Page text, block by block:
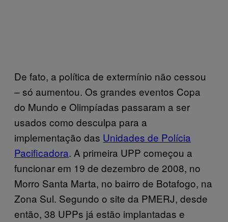
De fato, a política de extermínio não cessou
– só aumentou. Os grandes eventos Copa
do Mundo e Olimpíadas passaram a ser
usados como desculpa para a
implementação das Unidades de Polícia
Pacificadora. A primeira UPP começou a
funcionar em 19 de dezembro de 2008, no
Morro Santa Marta, no bairro de Botafogo, na
Zona Sul. Segundo o site da PMERJ, desde
então, 38 UPPs já estão implantadas e